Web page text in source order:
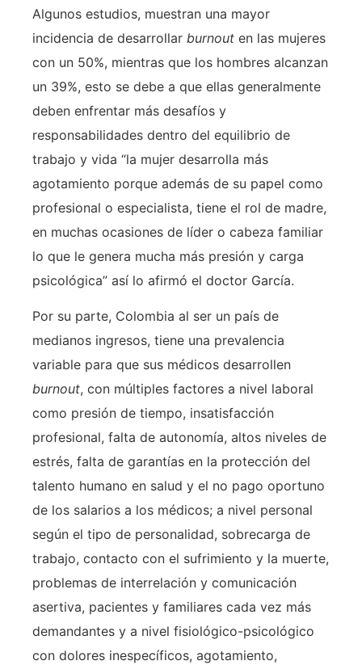
Algunos estudios, muestran una mayor
incidencia de desarrollar burnout en las mujeres
con un 50%, mientras que los hombres alcanzan
un 39%, esto se debe a que ellas generalmente
deben enfrentar más desafíos y
responsabilidades dentro del equilibrio de
trabajo y vida “la mujer desarrolla más
agotamiento porque además de su papel como
profesional o especialista, tiene el rol de madre,
en muchas ocasiones de líder o cabeza familiar
lo que le genera mucha más presión y carga
psicológica” así lo afirmó el doctor García.
Por su parte, Colombia al ser un país de
medianos ingresos, tiene una prevalencia
variable para que sus médicos desarrollen
burnout, con múltiples factores a nivel laboral
como presión de tiempo, insatisfacción
profesional, falta de autonomía, altos niveles de
estrés, falta de garantías en la protección del
talento humano en salud y el no pago oportuno
de los salarios a los médicos; a nivel personal
según el tipo de personalidad, sobrecarga de
trabajo, contacto con el sufrimiento y la muerte,
problemas de interrelación y comunicación
asertiva, pacientes y familiares cada vez más
demandantes y a nivel fisiológico-psicológico
con dolores inespecíficos, agotamiento,